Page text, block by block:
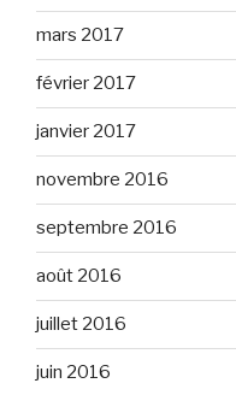
mars 2017
février 2017
janvier 2017
novembre 2016
septembre 2016
août 2016
juillet 2016
juin 2016